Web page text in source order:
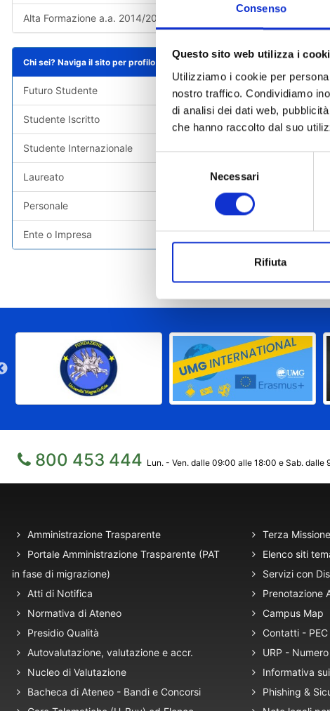
Consenso
Questo sito web utilizza i
Utilizziamo i cookie per
nostro traffico. Condividiamo
di analisi dei dati web,
che hanno raccolto dal suo
consenso
Necessari
Rifiuta
Alta Formazione a.a. 2014/2015
Chi sei? Naviga il sito per profilo
Futuro Studente
Studente Iscritto
Studente Internazionale
Laureato
Personale
Ente o Impresa
Alta
Alta
Alta
Alta
Alta
800 453 444 Lun. - Ven. dalle 09:00 alle 18:00 e Sab. dalle
Amministrazione Trasparente
Portale Amministrazione Trasparente (PAT
in fase di migrazione)
Atti di Notifica
Normativa di Ateneo
Presidio Qualità
Autovalutazione, valutazione e accr.
Nucleo di Valutazione
Bacheca di Ateneo - Bandi e Concorsi
Terza Missione
Elenco siti
Servizi con
Prenotazione
Campus Map
Contatti -
URP -
Informativa
Phishing &